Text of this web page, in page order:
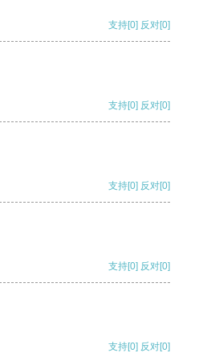
支持[0] 反对[0]
支持[0] 反对[0]
支持[0] 反对[0]
支持[0] 反对[0]
支持[0] 反对[0]